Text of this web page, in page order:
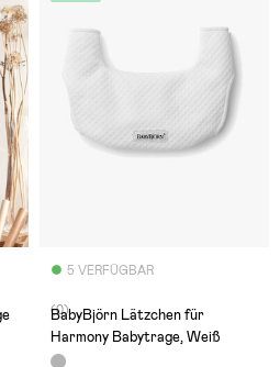
5 VERFÜGBAR
(0)
BabyBjörn Lätzchen für
Harmony Babytrage, Weiß